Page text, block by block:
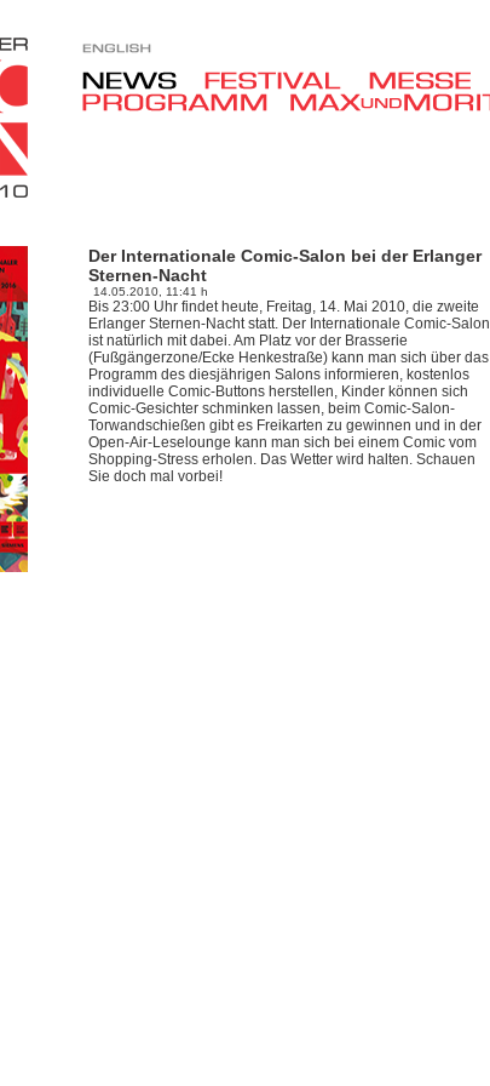
Der Internationale Comic-Salon bei der Erlanger
Sternen-Nacht
14.05.2010, 11:41 h
Bis 23:00 Uhr findet heute, Freitag, 14. Mai 2010, die zweite
Erlanger Sternen-Nacht statt. Der Internationale Comic-Salon
ist natürlich mit dabei. Am Platz vor der Brasserie
(Fußgängerzone/Ecke Henkestraße) kann man sich über das
Programm des diesjährigen Salons informieren, kostenlos
individuelle Comic-Buttons herstellen, Kinder können sich
Comic-Gesichter schminken lassen, beim Comic-Salon-
Torwandschießen gibt es Freikarten zu gewinnen und in der
Open-Air-Leselounge kann man sich bei einem Comic vom
Shopping-Stress erholen. Das Wetter wird halten. Schauen
Sie doch mal vorbei!